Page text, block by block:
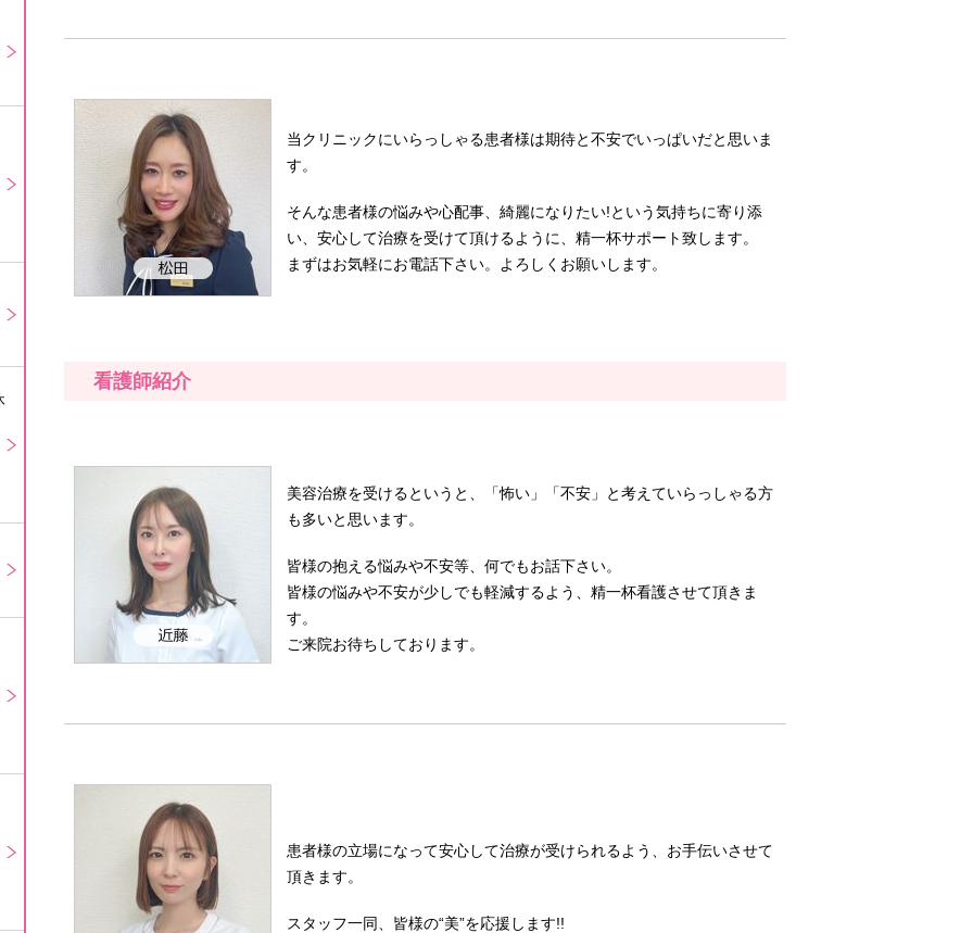
当クリニックにいらっしゃる患者様は期待と不安でいっぱいだと思いま
す。
そんな患者様の悩みや心配事、綺麗になりたい!という気持ちに寄り添
い、安心して治療を受けて頂けるように、精一杯サポート致します。
まずはお気軽にお電話下さい。よろしくお願いします。
看護師紹介
美容治療を受けるというと、「怖い」「不安」と考えていらっしゃる方
も多いと思います。
皆様の抱える悩みや不安等、何でもお話下さい。
皆様の悩みや不安が少しでも軽減するよう、精一杯看護させて頂きま
す。
ご来院お待ちしております。
患者様の立場になって安心して治療が受けられるよう、お手伝いさせて
頂きます。
スタッフ一同、皆様の“美”を応援します!!